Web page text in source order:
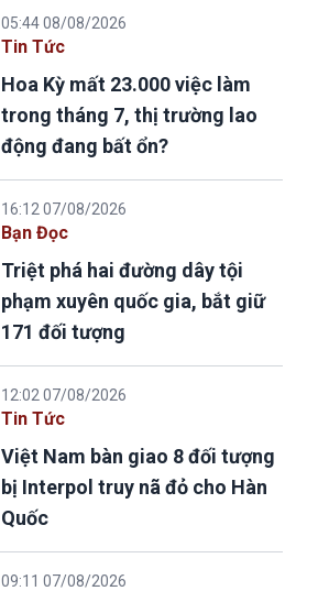
05:44 08/08/2026
Tin Tức
Hoa Kỳ mất 23.000 việc làm
trong tháng 7, thị trường lao
động đang bất ổn?
16:12 07/08/2026
Bạn Đọc
Triệt phá hai đường dây tội
phạm xuyên quốc gia, bắt giữ
171 đối tượng
12:02 07/08/2026
Tin Tức
Việt Nam bàn giao 8 đối tượng
bị Interpol truy nã đỏ cho Hàn
Quốc
09:11 07/08/2026